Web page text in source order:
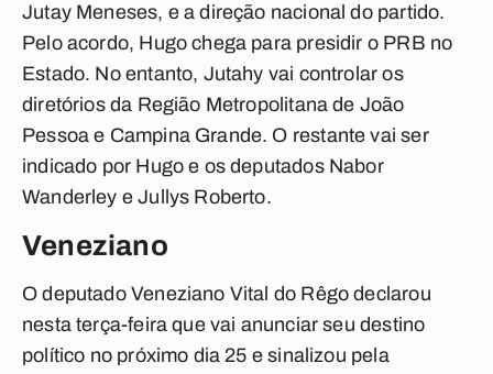
Jutay Meneses, e a direção nacional do partido.
Pelo acordo, Hugo chega para presidir o PRB no
Estado. No entanto, Jutahy vai controlar os
diretórios da Região Metropolitana de João
Pessoa e Campina Grande. O restante vai ser
indicado por Hugo e os deputados Nabor
Wanderley e Jullys Roberto.
Veneziano
O deputado Veneziano Vital do Rêgo declarou
nesta terça-feira que vai anunciar seu destino
político no próximo dia 25 e sinalizou pela